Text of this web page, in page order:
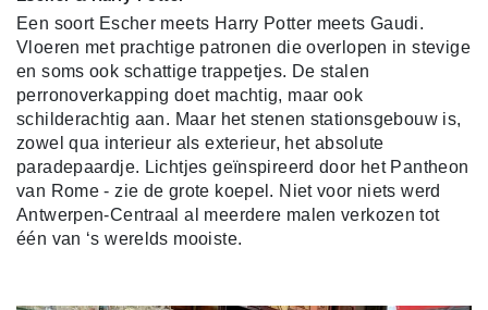
Een soort Escher meets Harry Potter meets Gaudi.
Vloeren met prachtige patronen die overlopen in stevige
en soms ook schattige trappetjes. De stalen
perronoverkapping doet machtig, maar ook
schilderachtig aan. Maar het stenen stationsgebouw is,
zowel qua interieur als exterieur, het absolute
paradepaardje. Lichtjes geïnspireerd door het Pantheon
van Rome - zie de grote koepel. Niet voor niets werd
Antwerpen-Centraal al meerdere malen verkozen tot
één van ‘s werelds mooiste.